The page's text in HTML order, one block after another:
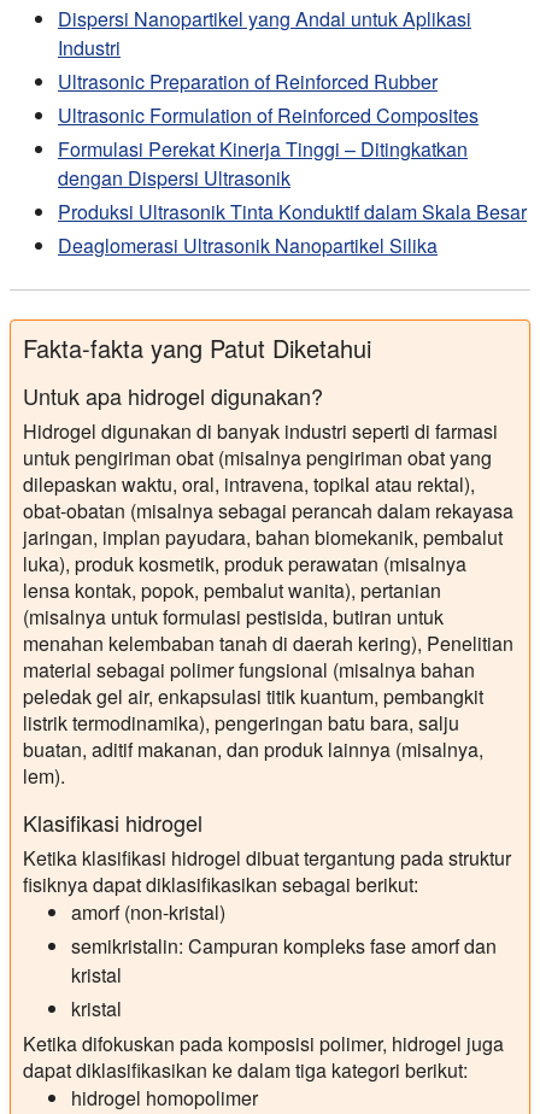
Dispersi Nanopartikel yang Andal untuk Aplikasi
Industri
Ultrasonic Preparation of Reinforced Rubber
Ultrasonic Formulation of Reinforced Composites
Formulasi Perekat Kinerja Tinggi – Ditingkatkan
dengan Dispersi Ultrasonik
Produksi Ultrasonik Tinta Konduktif dalam Skala Besar
Deaglomerasi Ultrasonik Nanopartikel Silika
Fakta-fakta yang Patut Diketahui
Untuk apa hidrogel digunakan?
Hidrogel digunakan di banyak industri seperti di farmasi
untuk pengiriman obat (misalnya pengiriman obat yang
dilepaskan waktu, oral, intravena, topikal atau rektal),
obat-obatan (misalnya sebagai perancah dalam rekayasa
jaringan, implan payudara, bahan biomekanik, pembalut
luka), produk kosmetik, produk perawatan (misalnya
lensa kontak, popok, pembalut wanita), pertanian
(misalnya untuk formulasi pestisida, butiran untuk
menahan kelembaban tanah di daerah kering), Penelitian
material sebagai polimer fungsional (misalnya bahan
peledak gel air, enkapsulasi titik kuantum, pembangkit
listrik termodinamika), pengeringan batu bara, salju
buatan, aditif makanan, dan produk lainnya (misalnya,
lem).
Klasifikasi hidrogel
Ketika klasifikasi hidrogel dibuat tergantung pada struktur
fisiknya dapat diklasifikasikan sebagai berikut:
amorf (non-kristal)
semikristalin: Campuran kompleks fase amorf dan
kristal
kristal
Ketika difokuskan pada komposisi polimer, hidrogel juga
dapat diklasifikasikan ke dalam tiga kategori berikut:
hidrogel homopolimer